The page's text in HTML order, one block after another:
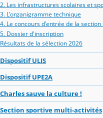
2. Les infrastructures scolaires et
3. L'organigramme technique
4. Le concours d'entrée de la
5. Dossier d'inscription
Résultats de la sélection 2026
Dispositif ULIS
Dispositif UPE2A
Charles sauve la culture !
Section sportive multi-activités